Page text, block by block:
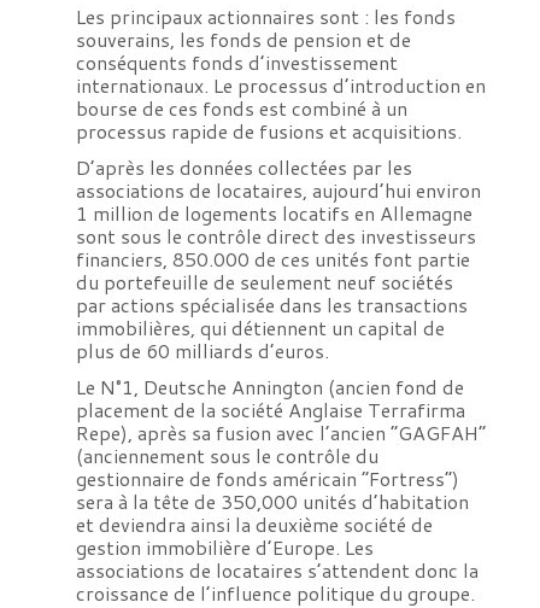
Les principaux actionnaires sont : les fonds
souverains, les fonds de pension et de
conséquents fonds d’investissement
internationaux. Le processus d’introduction en
bourse de ces fonds est combiné à un
processus rapide de fusions et acquisitions.
D’après les données collectées par les
associations de locataires, aujourd’hui environ
1 million de logements locatifs en Allemagne
sont sous le contrôle direct des investisseurs
financiers, 850.000 de ces unités font partie
du portefeuille de seulement neuf sociétés
par actions spécialisée dans les transactions
immobilières, qui détiennent un capital de
plus de 60 milliards d’euros.
Le N°1, Deutsche Annington (ancien fond de
placement de la société Anglaise Terrafirma
Repe), après sa fusion avec l’ancien “GAGFAH”
(anciennement sous le contrôle du
gestionnaire de fonds américain “Fortress”)
sera à la tête de 350,000 unités d’habitation
et deviendra ainsi la deuxième société de
gestion immobilière d’Europe. Les
associations de locataires s’attendent donc la
croissance de l’influence politique du groupe.